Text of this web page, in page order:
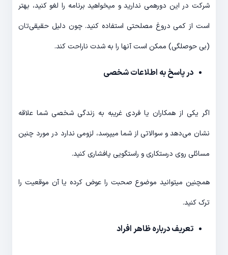
شرکت در این دورهمی ندارید و میخواهید برنامه را لغو کنید، بهتر
است از کمی دروغ مصلحتی استفاده کنید. چون دلیل حقیقی‌تان
(بی حوصلگی) ممکن است آنها را به شدت ناراحت کند.
در پاسخ به اطلاعات شخصی
اگر یکی از همکاران یا فردی غریبه به زندگی شخصی شما علاقه
نشان می‌دهد و سوالاتی از شما میپرسد، لزومی ندارد در مورد چنین
مسائلی روی درستکاری و راستگویی پافشاری کنید.
همچنین میتوانید موضوع صحبت را عوض کرده یا آن موقعیت را
ترک کنید.
تعریف درباره ظاهر افراد